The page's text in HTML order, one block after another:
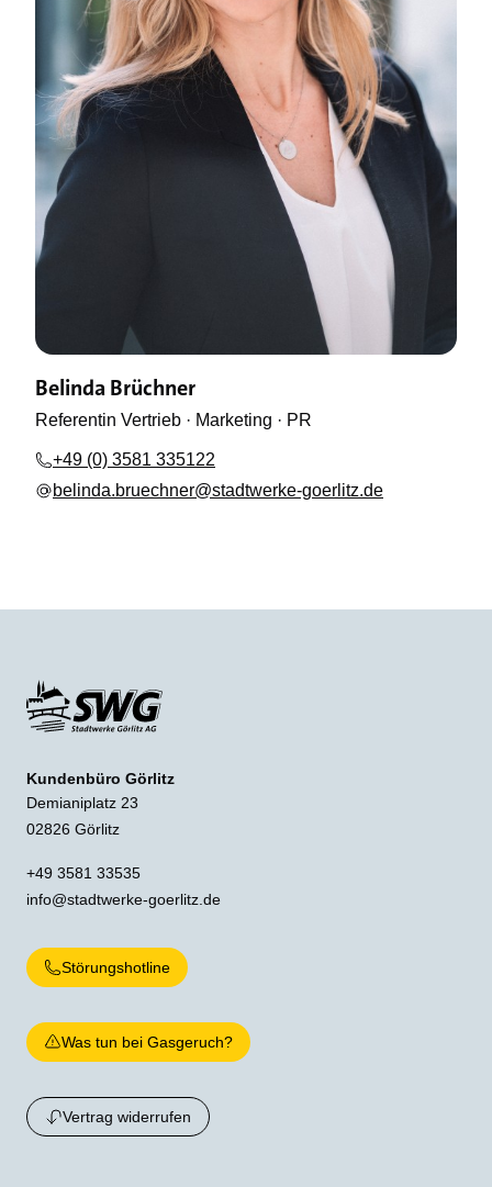
Belinda Brüchner
Referentin Vertrieb · Marketing · PR
+49 (0) 3581 335122
belinda.bruechner@stadtwerke-goerlitz.de
Kundenbüro Görlitz
Demianiplatz 23
02826 Görlitz
+49 3581 33535
info@stadtwerke-goerlitz.de
Störungshotline
Was tun bei Gasgeruch?
Vertrag widerrufen